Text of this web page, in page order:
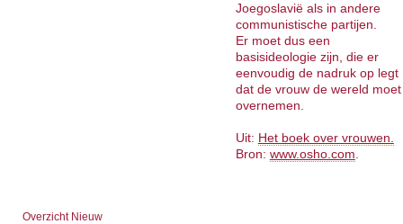
Joegoslavië als in andere
communistische partijen.
Er moet dus een
basisideologie zijn, die er
eenvoudig de nadruk op legt
dat de vrouw de wereld moet
overnemen.
Uit: Het boek over vrouwen.
Bron: www.osho.com
Overzicht Nieuw